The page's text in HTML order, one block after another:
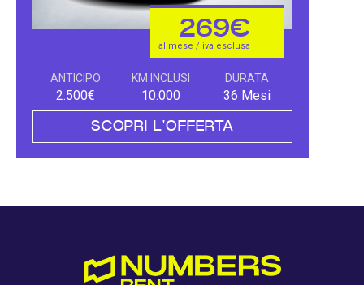
269€
al mese / iva esclusa
ANTICIPO
2.500€
KM INCLUSI
10.000
DURATA
36 Mesi
SCOPRI L'OFFERTA